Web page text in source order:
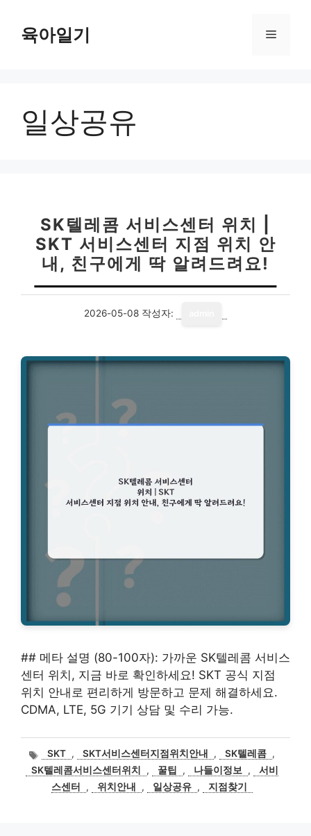
육아일기 메
일상공유
SK텔레콤 서비스센터 위치 |
SKT 서비스센터 지점 위치 안
내, 친구에게 딱 알려드려요!
2026-05-08 작성자:
## 메타 설명 (80-100자): 가까운 SK텔레콤 서비스
센터 위치, 지금 바로 확인하세요! SKT 공식 지점
위치 안내로 편리하게 방문하고 문제 해결하세요.
CDMA, LTE, 5G 기기 상담 및 수리 가능.
태
그
SKT , SKT서비스센터지점위치안내 , SK텔레콤 ,
SK텔레콤서비스센터위치
, 꿀팁 , 나들이정보 ,
서비
스센터
, 위치안내 , 일상공유 , 지점찾기